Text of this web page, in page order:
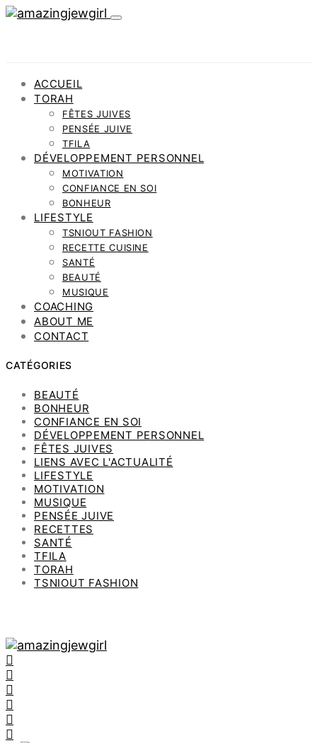
ACCUEIL
TORAH
FÊTES JUIVES
PENSÉE JUIVE
TFILA
DÉVELOPPEMENT PERSONNEL
MOTIVATION
CONFIANCE EN SOI
BONHEUR
LIFESTYLE
TSNIOUT FASHION
RECETTE CUISINE
SANTÉ
BEAUTÉ
MUSIQUE
COACHING
ABOUT ME
CONTACT
CATÉGORIES
BEAUTÉ
BONHEUR
CONFIANCE EN SOI
DÉVELOPPEMENT PERSONNEL
FÊTES JUIVES
LIENS AVEC L'ACTUALITÉ
LIFESTYLE
MOTIVATION
MUSIQUE
PENSÉE JUIVE
RECETTES
SANTÉ
TFILA
TORAH
TSNIOUT FASHION